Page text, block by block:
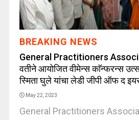
BREAKING NEWS
General Practitioners
वतीने आयोजित वीमेन्स काॅन्फरन्स
स्मिता घुले यांचा लेडी जीपी ऑफ द
May 22, 2023
General Practitioners